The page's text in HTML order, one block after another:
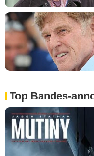
Top Bandes-